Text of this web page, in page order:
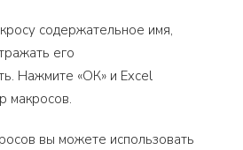
содержательное имя,
его
Нажмите «ОК» и Excel
макросов.
вы можете использовать